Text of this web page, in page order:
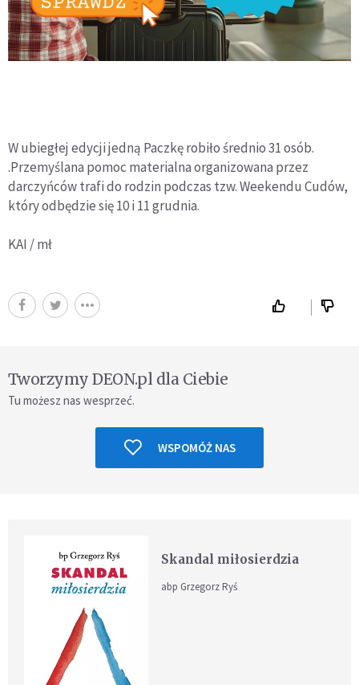
W ubiegłej edycji jedną Paczkę robiło średnio 31 osób.
.Przemyślana pomoc materialna organizowana przez
darczyńców trafi do rodzin podczas tzw. Weekendu Cudów,
który odbędzie się 10 i 11 grudnia.
KAI / mł
Tworzymy DEON.pl dla Ciebie
Tu możesz nas wesprzeć.
WSPOMÓŻ NAS
Skandal miłosierdzia
abp Grzegorz Ryś